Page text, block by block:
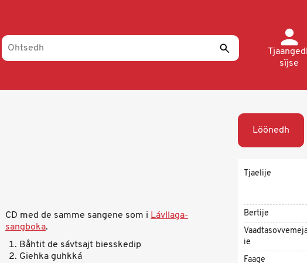
sïjse
CD med de samme sangene som i Lávllaga-
sangboka.
Båhtit de sávtsajt biesskedip
Giehka guhkká
Löönedh
Tjaelije
Bertije
ie
Faage